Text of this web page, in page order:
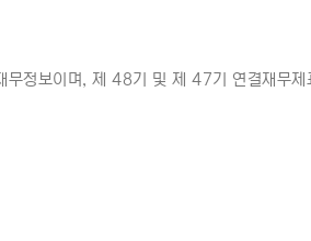
정보이며, 제 48기 및 제 47기 연결재무